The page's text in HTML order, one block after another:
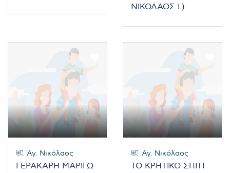
ΝΙΚΟΛΑΟΣ Ι.)
Αγ. Νικόλαος
ΓΕΡΑΚΑΡΗ ΜΑΡΙΓΩ
Αγ. Νικόλαος
ΤΟ ΚΡΗΤΙΚΟ ΣΠΙΤΙ